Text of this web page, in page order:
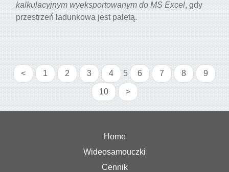
kalkulacyjnym wyeksportowanym do MS Excel, gdy
przestrzeń ładunkowa jest paletą.
< 1 2 3 4 5 6 7 8 9
10 >
Home
Wideosamouczki
Cennik